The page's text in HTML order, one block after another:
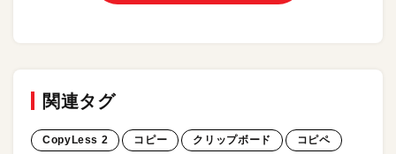
関連タグ
CopyLess 2 コピー クリップボード コピペ